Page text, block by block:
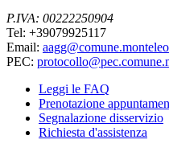
P.IVA: 00222250904
Tel: +39079925117
Email:
PEC:
Leggi le FAQ
Prenotazione
Segnalazione disservizio
Richiesta d'assistenza